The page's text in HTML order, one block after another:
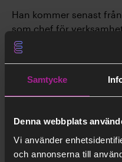
Samtycke
Denna webbplats
Vi använder
och annonserna till
Han kommer senast
som chef för
han bland annat
Telge.
– Med ett förändrat
nya affärsmöjligheter
bidra genom att göra
samtliga inblandade